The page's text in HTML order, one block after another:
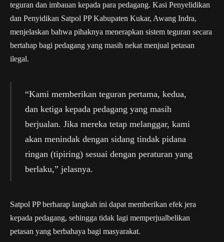
teguran dan imbauan kepada para pedagang. Kasi Penyelidikan
dan Penyidikan Satpol PP Kabupaten Kukar, Awang Indra,
menjelaskan bahwa pihaknya menerapkan sistem teguran secara
bertahap bagi pedagang yang masih nekat menjual petasan
ilegal.
“Kami memberikan teguran pertama, kedua,
dan ketiga kepada pedagang yang masih
berjualan. Jika mereka tetap melanggar, kami
akan menindak dengan sidang tindak pidana
ringan (tipiring) sesuai dengan peraturan yang
berlaku,” jelasnya.
Satpol PP berharap langkah ini dapat memberikan efek jera
kepada pedagang, sehingga tidak lagi memperjualbelikan
petasan yang berbahaya bagi masyarakat.